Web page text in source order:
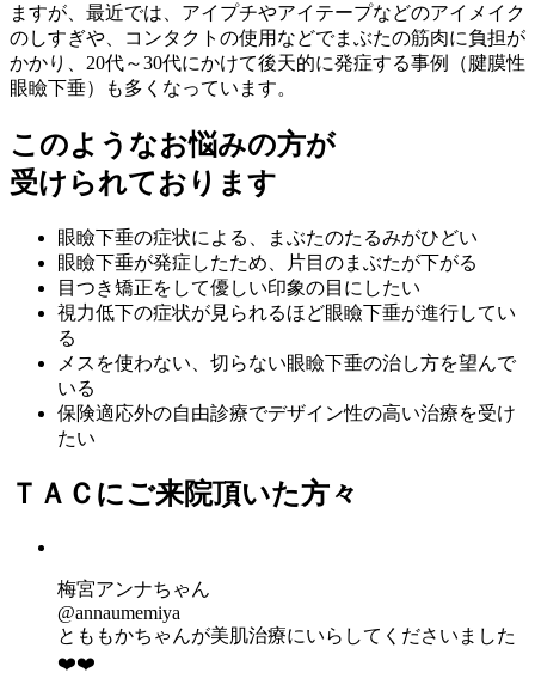
ますが、最近では、アイプチやアイテープなどのアイメイク
のしすぎや、コンタクトの使用などでまぶたの筋肉に負担が
かかり、 20代～30代にかけて後天的に発症する事例（腱膜性
眼瞼下垂）も多くなっています。
このようなお悩みの方が
受けられております
眼瞼下垂の症状による、 まぶたのたるみがひどい
眼瞼下垂が発症 したため、片目のまぶたが下がる
目つき矯正をして優しい印象の目にしたい
視力低下の症状が見られるほど眼瞼下垂が進行してい
る
メスを使わない、 切らない眼瞼下垂の治し方を望んで
いる
保険適応外の自由診療でデザイン性の高い治療を受け
たい
ＴＡＣにご来院頂いた方々
梅宮アンナちゃん
@annaumemiya
とももかちゃんが美肌治療にいらしてくださいました
❤️❤️